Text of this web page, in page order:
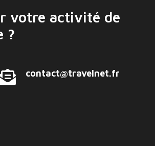
votre activité de
?
contact@travelnet.fr